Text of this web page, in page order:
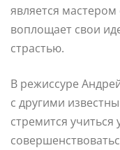
является
воплощает свои
страстью.
В режиссуре
с другими
стремится учиться